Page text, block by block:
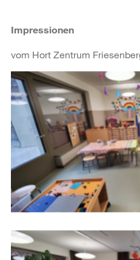
Impressionen
vom Hort Zentrum